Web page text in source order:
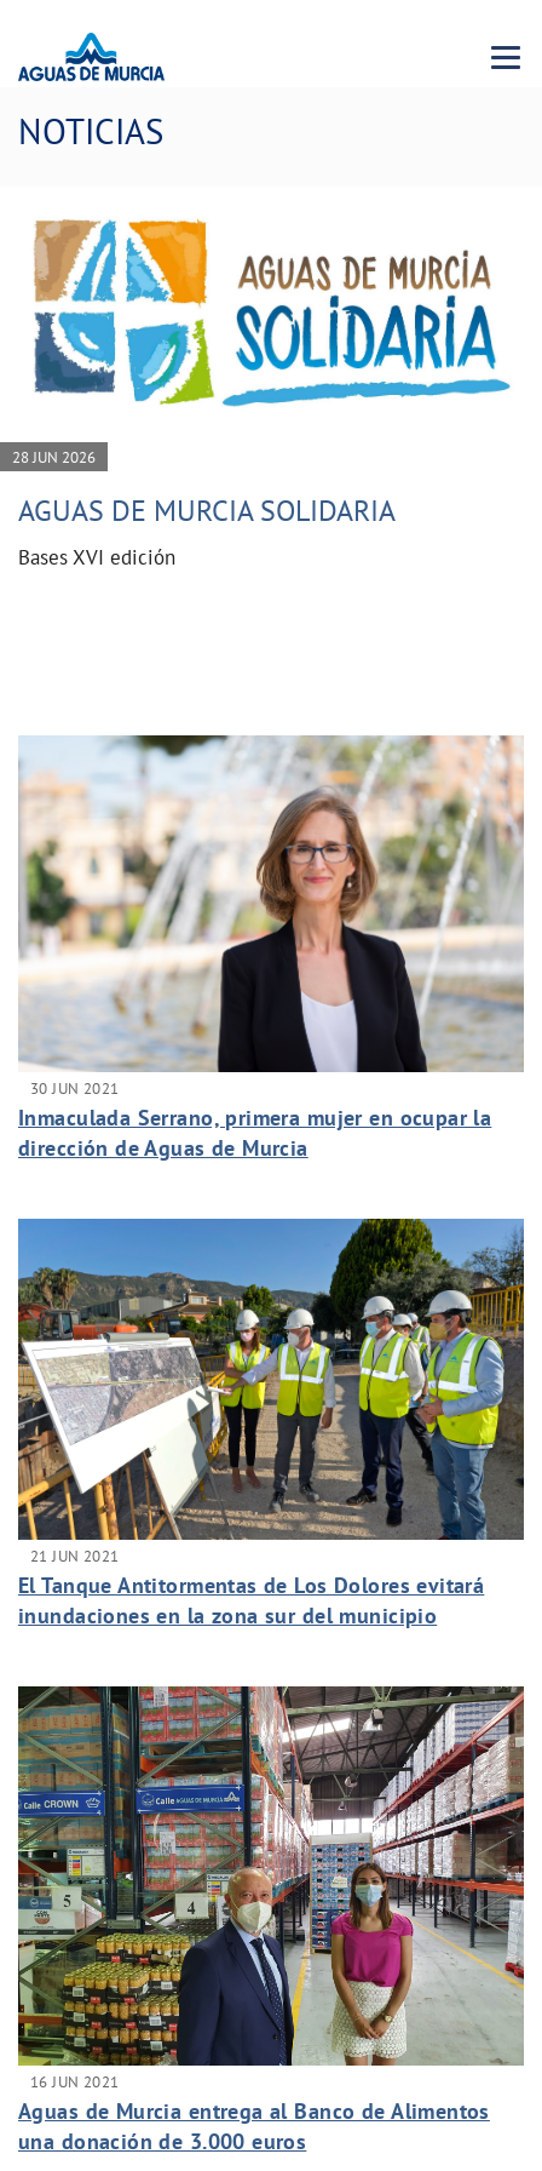
Menu
NOTICIAS
28 JUN 2026
AGUAS DE MURCIA SOLIDARIA
Bases XVI edición
30 JUN 2021
Inmaculada Serrano, primera mujer en ocupar la
dirección de Aguas de Murcia
21 JUN 2021
El Tanque Antitormentas de Los Dolores evitará
inundaciones en la zona sur del municipio
16 JUN 2021
Aguas de Murcia entrega al Banco de Alimentos
una donación de 3.000 euros